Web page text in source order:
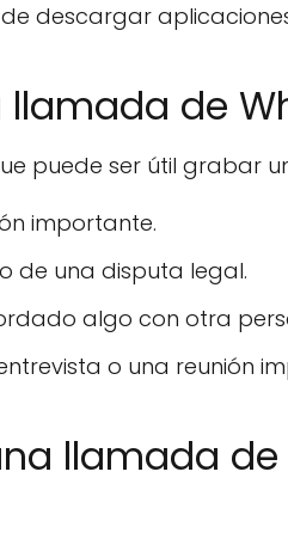
descargar
llamada de
puede ser útil grabar
importante.
de una disputa legal.
algo con otra
o una reunión
llamada